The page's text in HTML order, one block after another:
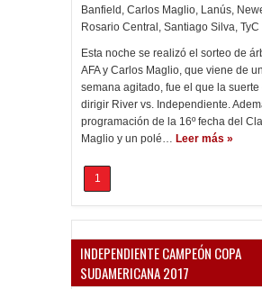
Banfield , Carlos Maglio, Lanús,
Rosario Central , Santiago Silva, TyC
Esta noche se realizó el sorteo de
AFA y Carlos Maglio, que viene de
semana agitado, fue el que la
dirigir River vs. Independiente.
programación de la 16º fecha del
Maglio y un polé… Leer más »
1
INDEPENDIENTE CAMPEÓN COPA
SUDAMERICANA 2017